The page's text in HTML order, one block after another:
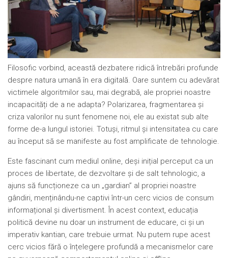
Filosofic vorbind, această dezbatere ridică întrebări profunde
despre natura umană în era digitală. Oare suntem cu adevărat
victimele algoritmilor sau, mai degrabă, ale propriei noastre
incapacități de a ne adapta? Polarizarea, fragmentarea și
criza valorilor nu sunt fenomene noi, ele au existat sub alte
forme de-a lungul istoriei. Totuși, ritmul și intensitatea cu care
au început să se manifeste au fost amplificate de tehnologie.
Este fascinant cum mediul online, deși inițial perceput ca un
proces de libertate, de dezvoltare și de salt tehnologic, a
ajuns să funcționeze ca un „gardian” al propriei noastre
gândiri, menținându-ne captivi într-un cerc vicios de consum
informațional și divertisment. În acest context, educația
politică devine nu doar un instrument de educare, ci și un
imperativ kantian, care trebuie urmat. Nu putem rupe acest
cerc vicios fără o înțelegere profundă a mecanismelor care